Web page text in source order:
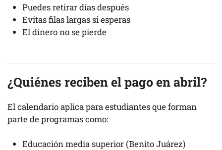
Puedes retirar días después
Evitas filas largas si esperas
El dinero no se pierde
¿Quiénes reciben el pago en abril?
El calendario aplica para estudiantes que forman
parte de programas como:
Educación media superior (Benito Juárez)